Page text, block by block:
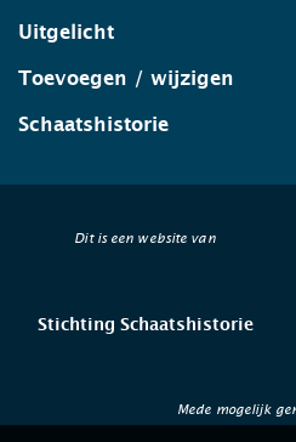
Uitgelicht
Toevoegen / wijzigen
Schaatshistorie
Dit is een website van
Stichting Schaatshistorie
Mede mogelijk